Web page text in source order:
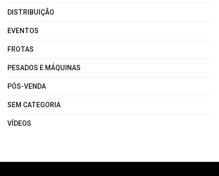
DISTRIBUIÇÃO
EVENTOS
FROTAS
PESADOS E MÁQUINAS
PÓS-VENDA
SEM CATEGORIA
VÍDEOS